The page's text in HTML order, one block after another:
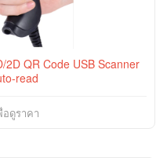
2D QR Code USB Scanner
read
ดูราคา